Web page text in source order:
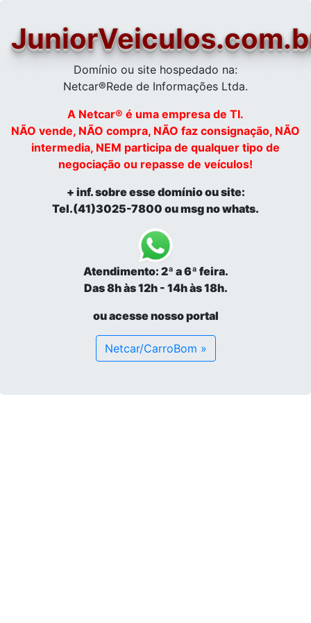
Domínio ou site hospedado na:
Netcar®Rede de Informações Ltda.
A Netcar® é uma empresa de TI.
NÃO vende, NÃO compra, NÃO faz consignação, NÃO
intermedia, NEM participa de qualquer tipo de
negociação ou repasse de veículos!
+ inf. sobre esse domínio ou site:
Tel.(41)3025-7800 ou msg no whats.
Atendimento: 2ª a 6ª feira.
Das 8h às 12h - 14h às 18h.
ou acesse nosso portal
Netcar/CarroBom »